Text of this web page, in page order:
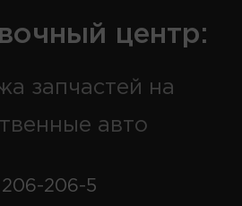
центр:
запчастей на
авто
206-5